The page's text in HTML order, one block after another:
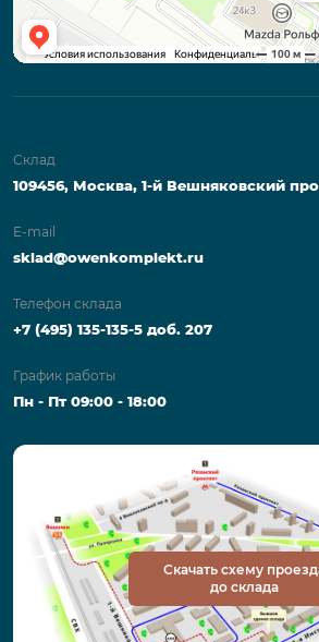
Склад
109456, Москва, 1-й Вешняковский
E-mail
sklad@owenkomplekt.ru
Телефон склада
+7 (495) 135-135-5 доб. 207
График работы
Пн - Пт 09:00 - 18:00
Скачать схему
до склада